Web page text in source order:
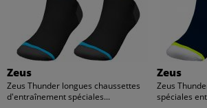
Zeus
Zeus Thunder longues chaussettes
d'entraînement spéciales...
Zeus
Zeus
spéciales